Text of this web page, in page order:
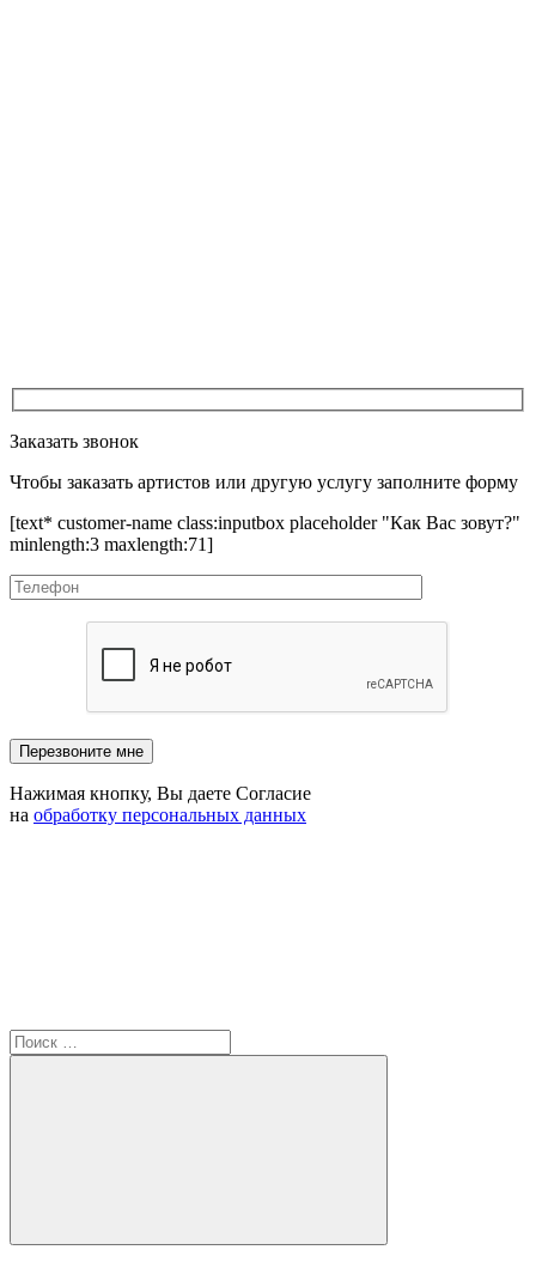
Заказать звонок
Чтобы заказать артистов или другую услугу заполните форму
[text* customer-name class:inputbox placeholder "Как Вас зовут?"
minlength:3 maxlength:71]
Нажимая кнопку, Вы даете Согласие
на обработку персональных данных